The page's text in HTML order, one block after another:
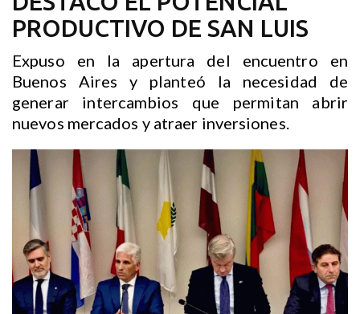
PRODUCTIVO DE SAN LUIS
Expuso en la apertura del encuentro en
Buenos Aires y planteó la necesidad de
generar intercambios que permitan abrir
nuevos mercados y atraer inversiones.